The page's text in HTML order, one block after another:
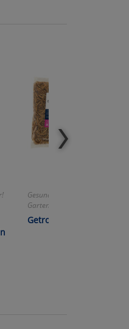
Gesunde Protein-Power für
Gartenvögel!
Getrocknete